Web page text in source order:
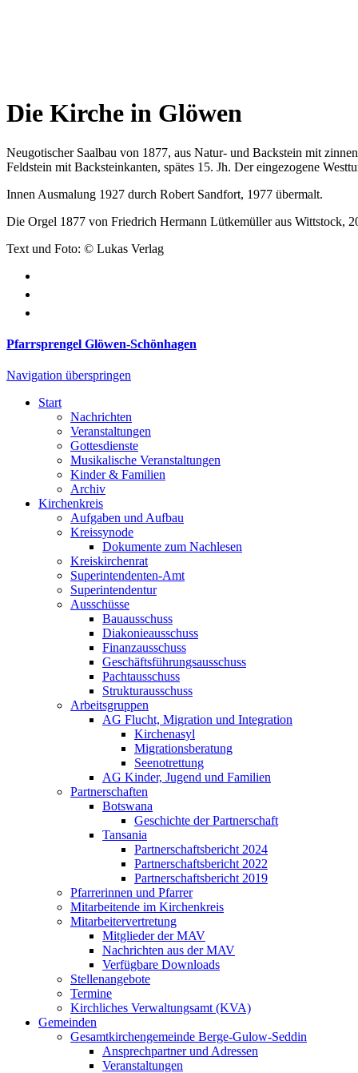
Die Kirche in Glöwen
Neugotischer Saalbau von 1877, aus Natur- und Backstein mit
Feldstein mit Backsteinkanten, spätes 15. Jh. Der eingezogene
Innen Ausmalung 1927 durch Robert Sandfort, 1977 übermalt.
Die Orgel 1877 von Friedrich Hermann Lütkemüller aus Wittstock,
Text und Foto: © Lukas Verlag
Pfarrsprengel Glöwen-Schönhagen
Navigation überspringen
Start
Nachrichten
Veranstaltungen
Gottesdienste
Musikalische Veranstaltungen
Kinder & Familien
Archiv
Kirchenkreis
Aufgaben und Aufbau
Kreissynode
Dokumente zum Nachlesen
Kreiskirchenrat
Superintendenten-Amt
Superintendentur
Ausschüsse
Bauausschuss
Diakonieausschuss
Finanzausschuss
Geschäftsführungsausschuss
Pachtausschuss
Strukturausschuss
Arbeitsgruppen
AG Flucht, Migration und Integration
Kirchenasyl
Migrationsberatung
Seenotrettung
AG Kinder, Jugend und Familien
Partnerschaften
Botswana
Geschichte der Partnerschaft
Tansania
Partnerschaftsbericht 2024
Partnerschaftsbericht 2022
Partnerschaftsbericht 2019
Pfarrerinnen und Pfarrer
Mitarbeitende im Kirchenkreis
Mitarbeitervertretung
Mitglieder der MAV
Nachrichten aus der MAV
Verfügbare Downloads
Stellenangebote
Termine
Kirchliches Verwaltungsamt (KVA)
Gemeinden
Gesamtkirchengemeinde Berge-Gulow-Seddin
Ansprechpartner und Adressen
Veranstaltungen